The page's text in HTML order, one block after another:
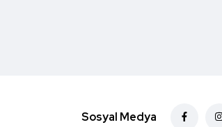
Sosyal Medya